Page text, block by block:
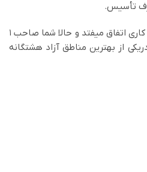
تأسیس.
کل این مراحل در کمتر از ۱۰ روز کاری اتفاق میفتد و حالا شما صاحب ۱
از بهترین مناطق آزاد هشتگانه